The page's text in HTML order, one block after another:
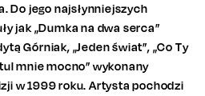
Do jego najsłynniejszych
jak „Dumka na dwa serca”
Górniak, „Jeden świat”, „Co Ty
mnie mocno” wykonany
w 1999 roku. Artysta pochodzi